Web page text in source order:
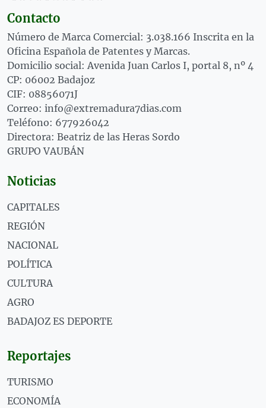
Contacto
Número de Marca Comercial: 3.038.166 Inscrita en la
Oficina Española de Patentes y Marcas.
Domicilio social: Avenida Juan Carlos I, portal 8, nº 4
CP: 06002 Badajoz
CIF: 08856071J
Correo: info@extremadura7dias.com
Teléfono: 677926042
Directora: Beatriz de las Heras Sordo
GRUPO VAUBÁN
Noticias
CAPITALES
REGIÓN
NACIONAL
POLÍTICA
CULTURA
AGRO
BADAJOZ ES DEPORTE
Reportajes
TURISMO
ECONOMÍA